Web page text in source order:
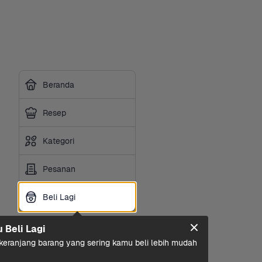
Beranda
Resep
Kategori
Pesanan
Beli Lagi
Beli Lagi
Beli Lagi
barang yang sering kamu beli lebih mudah